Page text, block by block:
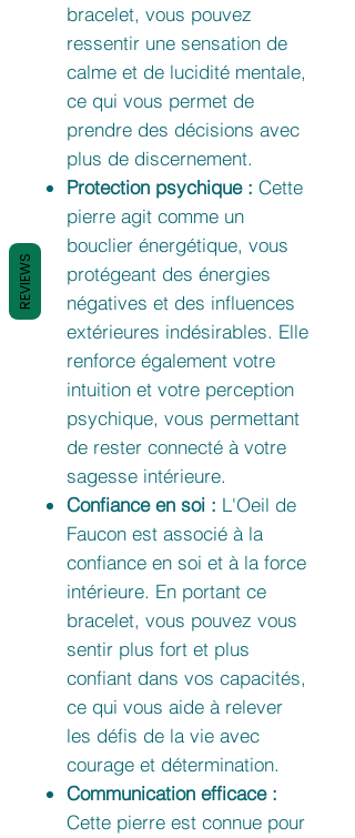
bracelet, vous pouvez
ressentir une sensation de
calme et de lucidité mentale,
ce qui vous permet de
prendre des décisions avec
plus de discernement.
Protection psychique : Cette
pierre agit comme un
bouclier énergétique, vous
protégeant des énergies
négatives et des influences
extérieures indésirables. Elle
renforce également votre
intuition et votre perception
psychique, vous permettant
de rester connecté à votre
sagesse intérieure.
Confiance en soi : L'Oeil de
Faucon est associé à la
confiance en soi et à la force
intérieure. En portant ce
bracelet, vous pouvez vous
sentir plus fort et plus
confiant dans vos capacités,
ce qui vous aide à relever
les défis de la vie avec
courage et détermination.
Communication efficace :
Cette pierre est connue pour
REVIEWS